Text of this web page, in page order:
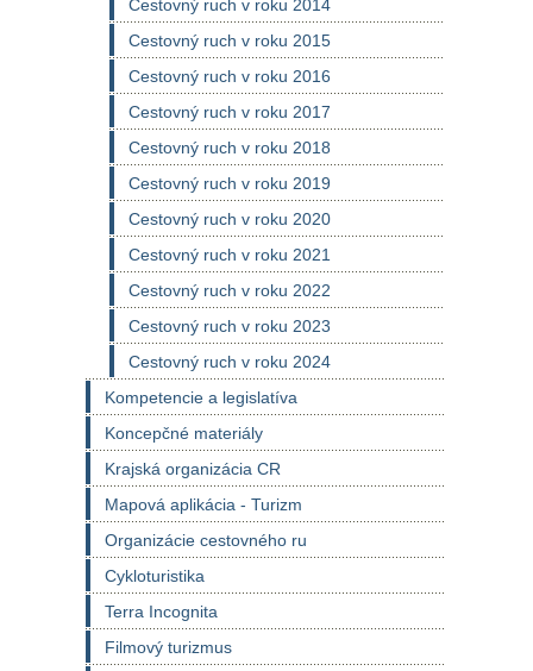
Cestovný ruch v roku 2014
Cestovný ruch v roku 2015
Cestovný ruch v roku 2016
Cestovný ruch v roku 2017
Cestovný ruch v roku 2018
Cestovný ruch v roku 2019
Cestovný ruch v roku 2020
Cestovný ruch v roku 2021
Cestovný ruch v roku 2022
Cestovný ruch v roku 2023
Cestovný ruch v roku 2024
Kompetencie a legislatíva
Koncepčné materiály
Krajská organizácia CR
Mapová aplikácia - Turizm
Organizácie cestovného ru
Cykloturistika
Terra Incognita
Filmový turizmus